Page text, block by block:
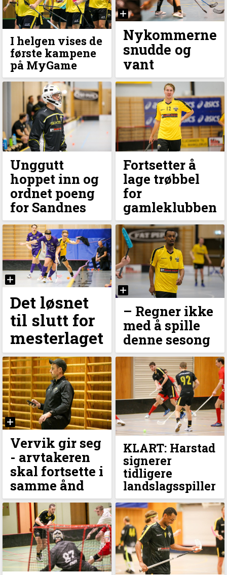
I helgen vises de
første kampene
på MyGame
Nykommerne
snudde og
vant
Unggutt
hoppet inn og
ordnet poeng
for Sandnes
Fortsetter å
lage trøbbel
for
gamleklubben
Det løsnet
til slutt for
mesterlaget
– Regner ikke
med å spille
denne sesong
Vervik gir seg
- arvtakeren
skal fortsette i
samme ånd
KLART: Harstad
signerer
tidligere
landslagsspiller